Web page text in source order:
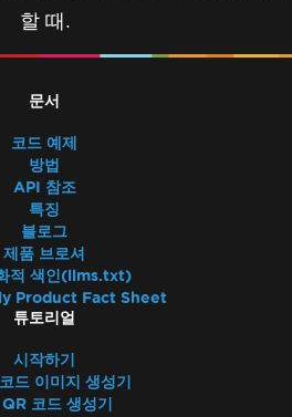
할 때.
문서
코드 예제
방법
API 참조
특징
블로그
제품 브로셔
적 색인(llms.txt)
Product Fact Sheet
튜토리얼
시작하기
드 이미지 생성기
코드 생성기